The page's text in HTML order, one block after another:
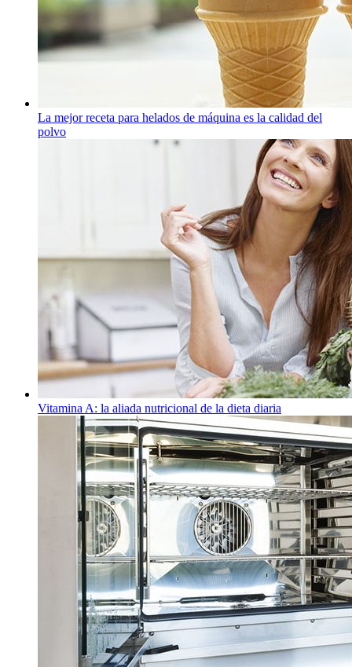
La mejor receta para helados de máquina es la calidad del
polvo
Vitamina A: la aliada nutricional de la dieta diaria